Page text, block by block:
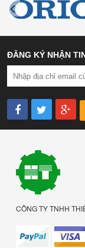
ĐĂNG KÝ NHẬN
CÔNG TY TNHH